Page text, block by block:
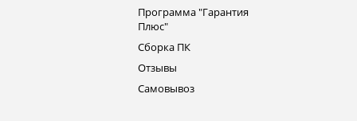
Программа "Гарантия
Плюс"
Сборка ПК
Отзывы
Самовывоз